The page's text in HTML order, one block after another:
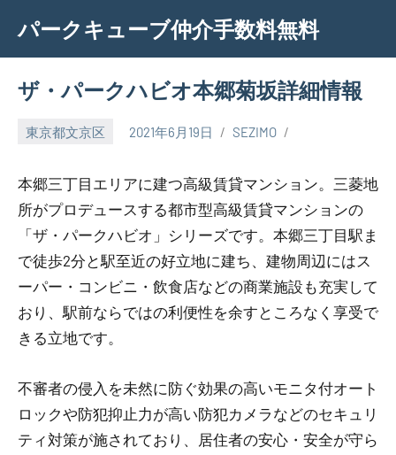
content
パークキューブ仲介手数料無料
ザ・パークハビオ本郷菊坂詳細情報
東京都文京区 2021年6月19日 SEZIMO
本郷三丁目エリアに建つ高級賃貸マンション。三菱地
所がプロデュースする都市型高級賃貸マンションの
「ザ・パークハビオ」シリーズです。本郷三丁目駅ま
で徒歩2分と駅至近の好立地に建ち、建物周辺にはス
ーパー・コンビニ・飲食店などの商業施設も充実して
おり、駅前ならではの利便性を余すところなく享受で
きる立地です。
不審者の侵入を未然に防ぐ効果の高いモニタ付オート
ロックや防犯抑止力が高い防犯カメラなどのセキュリ
ティ対策が施されており、居住者の安心・安全が守ら